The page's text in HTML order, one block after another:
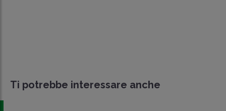
Ti potrebbe interessare anche